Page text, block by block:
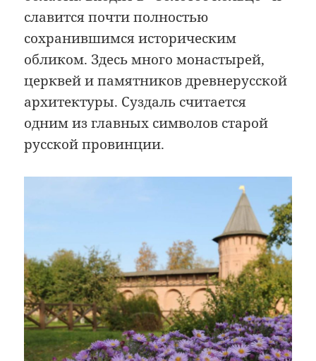
славится почти полностью
сохранившимся историческим
обликом. Здесь много монастырей,
церквей и памятников древнерусской
архитектуры. Суздаль считается
одним из главных символов старой
русской провинции.